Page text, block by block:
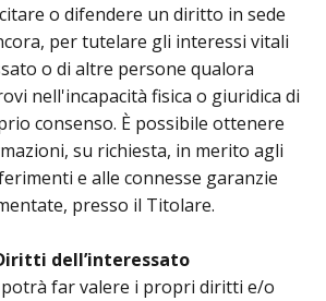
o difendere un diritto in sede
per tutelare gli interessi vitali
o di altre persone qualora
nell'incapacità fisica o giuridica di
consenso. È possibile ottenere
su richiesta, in merito agli
e alle connesse garanzie
presso il Titolare.
dell’interessato
potrà far valere i propri diritti e/o